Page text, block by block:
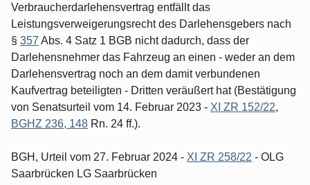
Verbraucherdarlehensvertrag entfällt das
Leistungsverweigerungsrecht des Darlehensgebers nach
§ 357 Abs. 4 Satz 1 BGB nicht dadurch, dass der
Darlehensnehmer das Fahrzeug an einen - weder an dem
Darlehensvertrag noch an dem damit verbundenen
Kaufvertrag beteiligten - Dritten veräußert hat (Bestätigung
von Senatsurteil vom 14. Februar 2023 - XI ZR 152/22,
BGHZ 236, 148 Rn. 24 ff.).
BGH, Urteil vom 27. Februar 2024 - XI ZR 258/22 - OLG
Saarbrücken LG Saarbrücken